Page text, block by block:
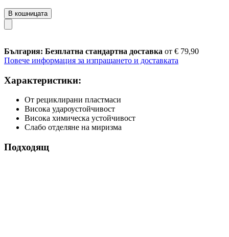
В кошницата
България: Безплатна стандартна доставка от € 79,90
Повече информация за изпращането и доставката
Характеристики:
От рециклирани пластмаси
Висока удароустойчивост
Висока химическа устойчивост
Слабо отделяне на миризма
Подходящ